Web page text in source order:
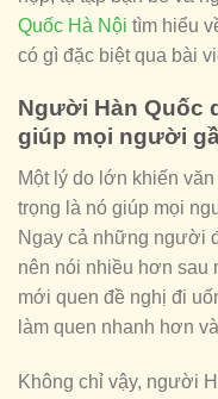
Quốc Hà Nội tìm hiểu
có gì đặc biệt qua bài
Người Hàn Quốc
giúp mọi người
Một lý do lớn khiến
trọng là nó giúp mọi
Ngay cả những người
nên nói nhiều hơn sau
mới quen đề nghị đi
làm quen nhanh hơn
Không chỉ vậy, người